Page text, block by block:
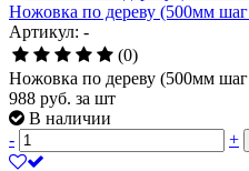
Ножовка по дереву (500мм
Артикул: -
(0)
Ножовка по дереву (500мм
988 руб. за шт
В наличии
-
+